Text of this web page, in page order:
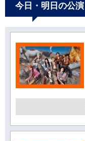
今日・明日の公演